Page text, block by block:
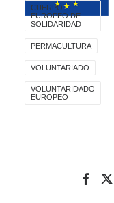
CUERPO
EUROPEO DE
SOLIDARIDAD
PERMACULTURA
VOLUNTARIADO
VOLUNTARIDADO
EUROPEO